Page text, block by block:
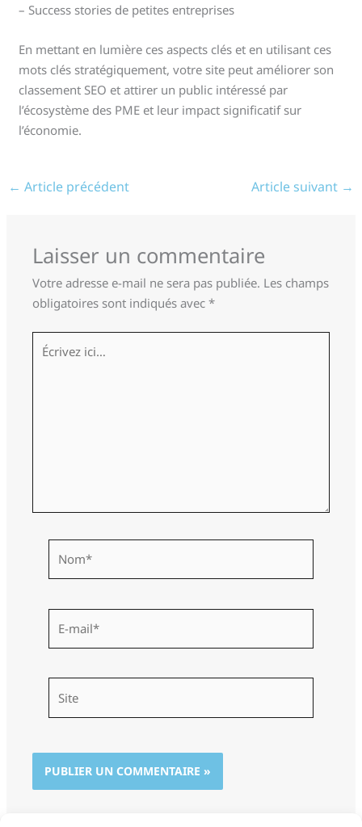
– Success stories de petites entreprises
En mettant en lumière ces aspects clés et en utilisant ces
mots clés stratégiquement, votre site peut améliorer son
classement SEO et attirer un public intéressé par
l’écosystème des PME et leur impact significatif sur
l’économie.
← Article précédent Article suivant →
Laisser un commentaire
Votre adresse e-mail ne sera pas publiée. Les champs
obligatoires sont indiqués avec*
Écrivez
ici…
mail*